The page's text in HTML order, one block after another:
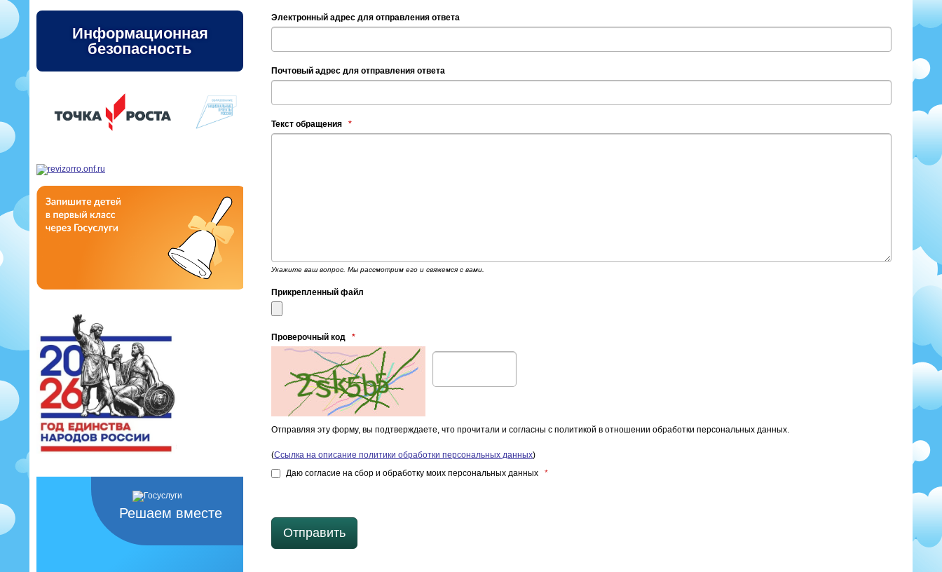
Информационная
безопасность
Решаем вместе
Электронный адрес для отправления ответа
Почтовый адрес для отправления ответа
Текст обращения *
Укажите ваш вопрос. Мы рассмотрим его и свяжемся с вами.
Прикрепленный файл
Проверочный код *
Отправляя эту форму, вы подтверждаете, что прочитали и согласны с политикой в отношении обработки персональных данных.
(Ссылка на описание политики обработки персональных данных)
Даю согласие на сбор и обработку моих персональных данных
*
Отправить